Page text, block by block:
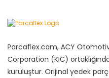
Parcaflex.com, ACY
Corporation (KIC)
kuruluştur. Orijinal yedek